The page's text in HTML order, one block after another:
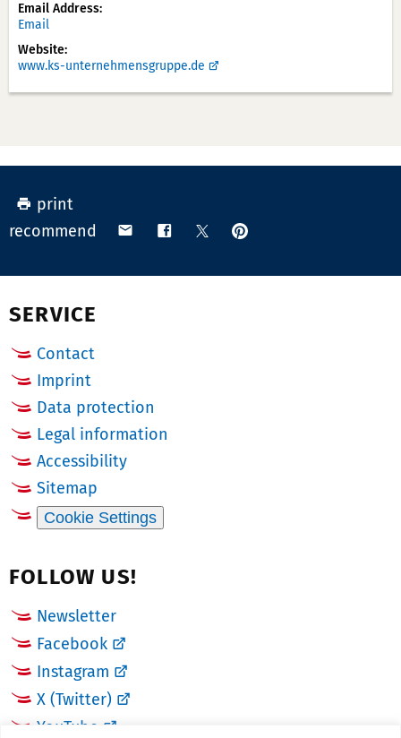
Email Address
Email
Website
www.ks-unternehmensgruppe.de
print
recommend
share share share
pin
SERVICE
Contact
Imprint
Data protection
Legal information
Accessibility
Sitemap
Cookie Settings
FOLLOW US!
Newsletter
Facebook
Instagram
X (Twitter)
YouTube